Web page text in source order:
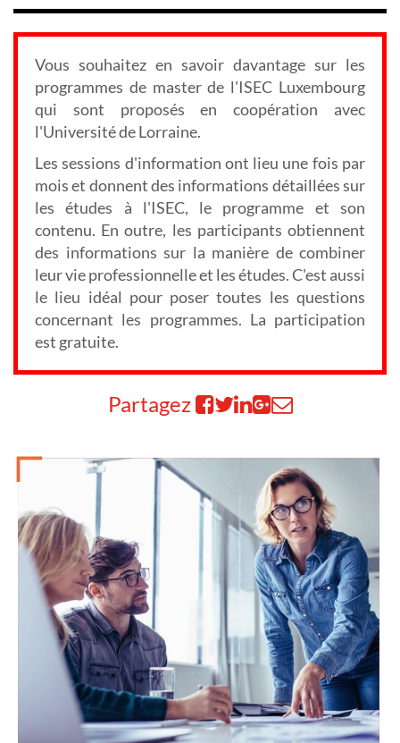
Vous souhaitez en savoir davantage sur les
programmes de master de l'ISEC Luxembourg
qui sont proposés en coopération avec
l'Université de Lorraine.
Les sessions d'information ont lieu une fois par
mois et donnent des informations détaillées sur
les études à l'ISEC, le programme et son
contenu. En outre, les participants obtiennent
des informations sur la manière de combiner
leur vie professionnelle et les études. C'est aussi
le lieu idéal pour poser toutes les questions
concernant les programmes. La participation
est gratuite.
Partagez